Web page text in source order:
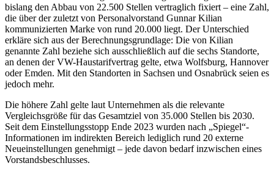
bislang den Abbau von 22.500 Stellen vertraglich fixiert – eine Zahl,
die über der zuletzt von Personalvorstand Gunnar Kilian
kommunizierten Marke von rund 20.000 liegt. Der Unterschied
erkläre sich aus der Berechnungsgrundlage: Die von Kilian
genannte Zahl beziehe sich ausschließlich auf die sechs Standorte,
an denen der VW-Haustarifvertrag gelte, etwa Wolfsburg, Hannover
oder Emden. Mit den Standorten in Sachsen und Osnabrück seien es
jedoch mehr.
Die höhere Zahl gelte laut Unternehmen als die relevante
Vergleichsgröße für das Gesamtziel von 35.000 Stellen bis 2030.
Seit dem Einstellungsstopp Ende 2023 wurden nach „Spiegel“-
Informationen im indirekten Bereich lediglich rund 20 externe
Neueinstellungen genehmigt – jede davon bedarf inzwischen eines
Vorstandsbeschlusses.